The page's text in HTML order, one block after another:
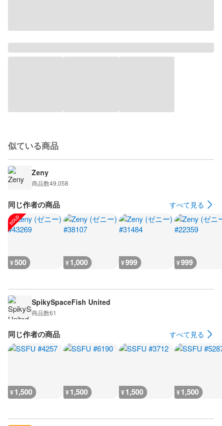
似ている商品
Zeny
商品数49,058
同じ作者の商品 すべて見る
¥500 ¥1,000 ¥999 ¥999
SpikySpaceFish United
商品数61
同じ作者の商品 すべて見る
¥1,500 ¥1,500 ¥1,500 ¥1,500